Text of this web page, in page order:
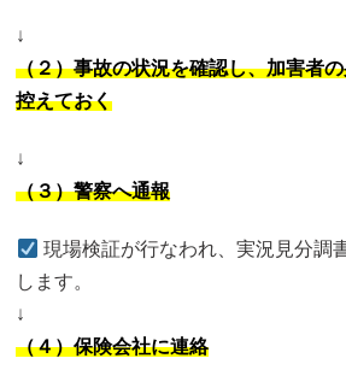
↓
（２）事故の状況を確認し、加害者
控えておく
↓
（３）警察へ通報
現場検証が行なわれ、実況見分調
します。
↓
（４）保険会社に連絡